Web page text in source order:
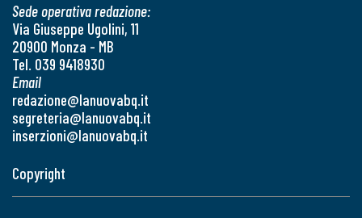
Sede operativa redazione:
Via Giuseppe Ugolini, 11
20900 Monza - MB
Tel. 039 9418930
Email
redazione@lanuovabq.it
segreteria@lanuovabq.it
inserzioni@lanuovabq.it
Copyright